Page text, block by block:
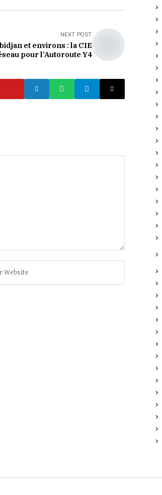
NEXT POST
et environs : la CIE
pour l’Autoroute Y4